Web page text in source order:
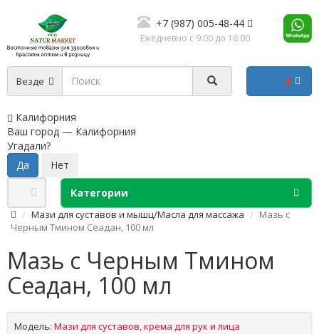
+7 (987) 005-48-44
Ежедневно с 9:00 до 18:00
Везде
Калифорния
Ваш город — Калифорния
Угадали?
0
Категории
Мази для суставов и мышц/Масла для массажа
Мазь с
Черным Тмином Сеадан, 100 мл
Мазь с Черным Тмином
Сеадан, 100 мл
Модель: Мази для суставов, крема для рук и лица